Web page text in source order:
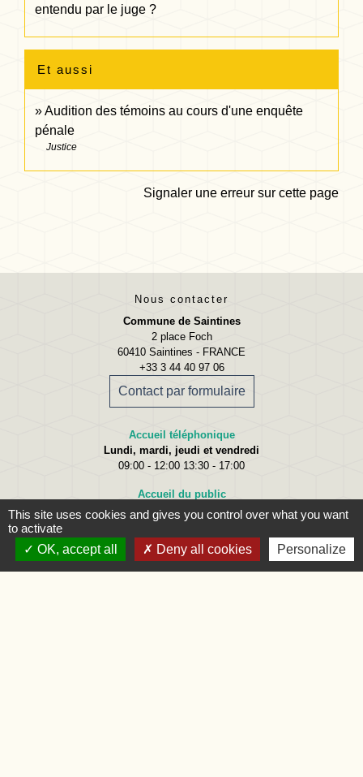
entendu par le juge ?
Et aussi
Audition des témoins au cours d'une enquête
pénale
Justice
Signaler une erreur sur cette page
Nous contacter
Commune de Saintines
2 place Foch
60410 Saintines - FRANCE
+33 3 44 40 97 06
Contact par formulaire
Accueil téléphonique
Lundi, mardi, jeudi et vendredi
09:00 - 12:00 13:30 - 17:00
Accueil du public
Lundi
09:00 - 12:00
09:00 - 12:00 et 15:00 - 18:00
Jeudi
09:00 - 12:00 et 15:00 - 18:00
Vendredi09:00 - 12:00
This site uses cookies and gives you control over what you want
to activate
OK, accept all
Deny all cookies Personalize